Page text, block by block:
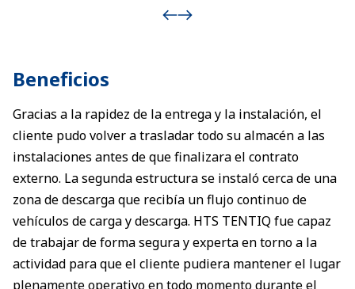
Beneficios
Gracias a la rapidez de la entrega y la instalación, el
cliente pudo volver a trasladar todo su almacén a las
instalaciones antes de que finalizara el contrato
externo. La segunda estructura se instaló cerca de una
zona de descarga que recibía un flujo continuo de
vehículos de carga y descarga. HTS TENTIQ fue capaz
de trabajar de forma segura y experta en torno a la
actividad para que el cliente pudiera mantener el lugar
plenamente operativo en todo momento durante el